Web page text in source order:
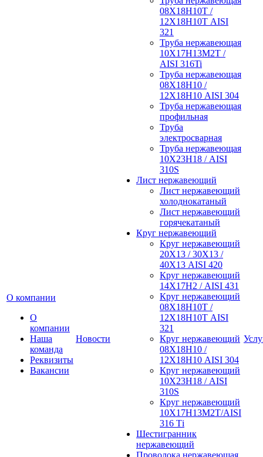
О компании
О
компании
Наша
команда
Реквизиты
Вакансии
Новости
08Х18Н10Т /
12Х18Н10Т AISI
321
Труба нержавеющая
10Х17Н13М2Т /
AISI 316Ti
Труба нержавеющая
08Х18Н10 /
12Х18Н10 AISI 304
Труба нержавеющая
профильная
Труба
электросварная
Труба нержавеющая
10Х23Н18 / AISI
310S
Лист нержавеющий
Лист нержавеющий
холоднокатаный
Лист нержавеющий
горячекатаный
Круг нержавеющий
Круг нержавеющий
20Х13 / 30Х13 /
40Х13 AISI 420
Круг нержавеющий
14Х17Н2 / AISI 431
Круг нержавеющий
08Х18Н10Т /
12Х18Н10Т AISI
321
Круг нержавеющий
08Х18Н10 /
12Х18Н10 AISI 304
Круг нержавеющий
10Х23Н18 / AISI
310S
Круг нержавеющий
10Х17Н13М2Т/AISI
316 Тi
Шестигранник
нержавеющий
Проволока нержавеющая